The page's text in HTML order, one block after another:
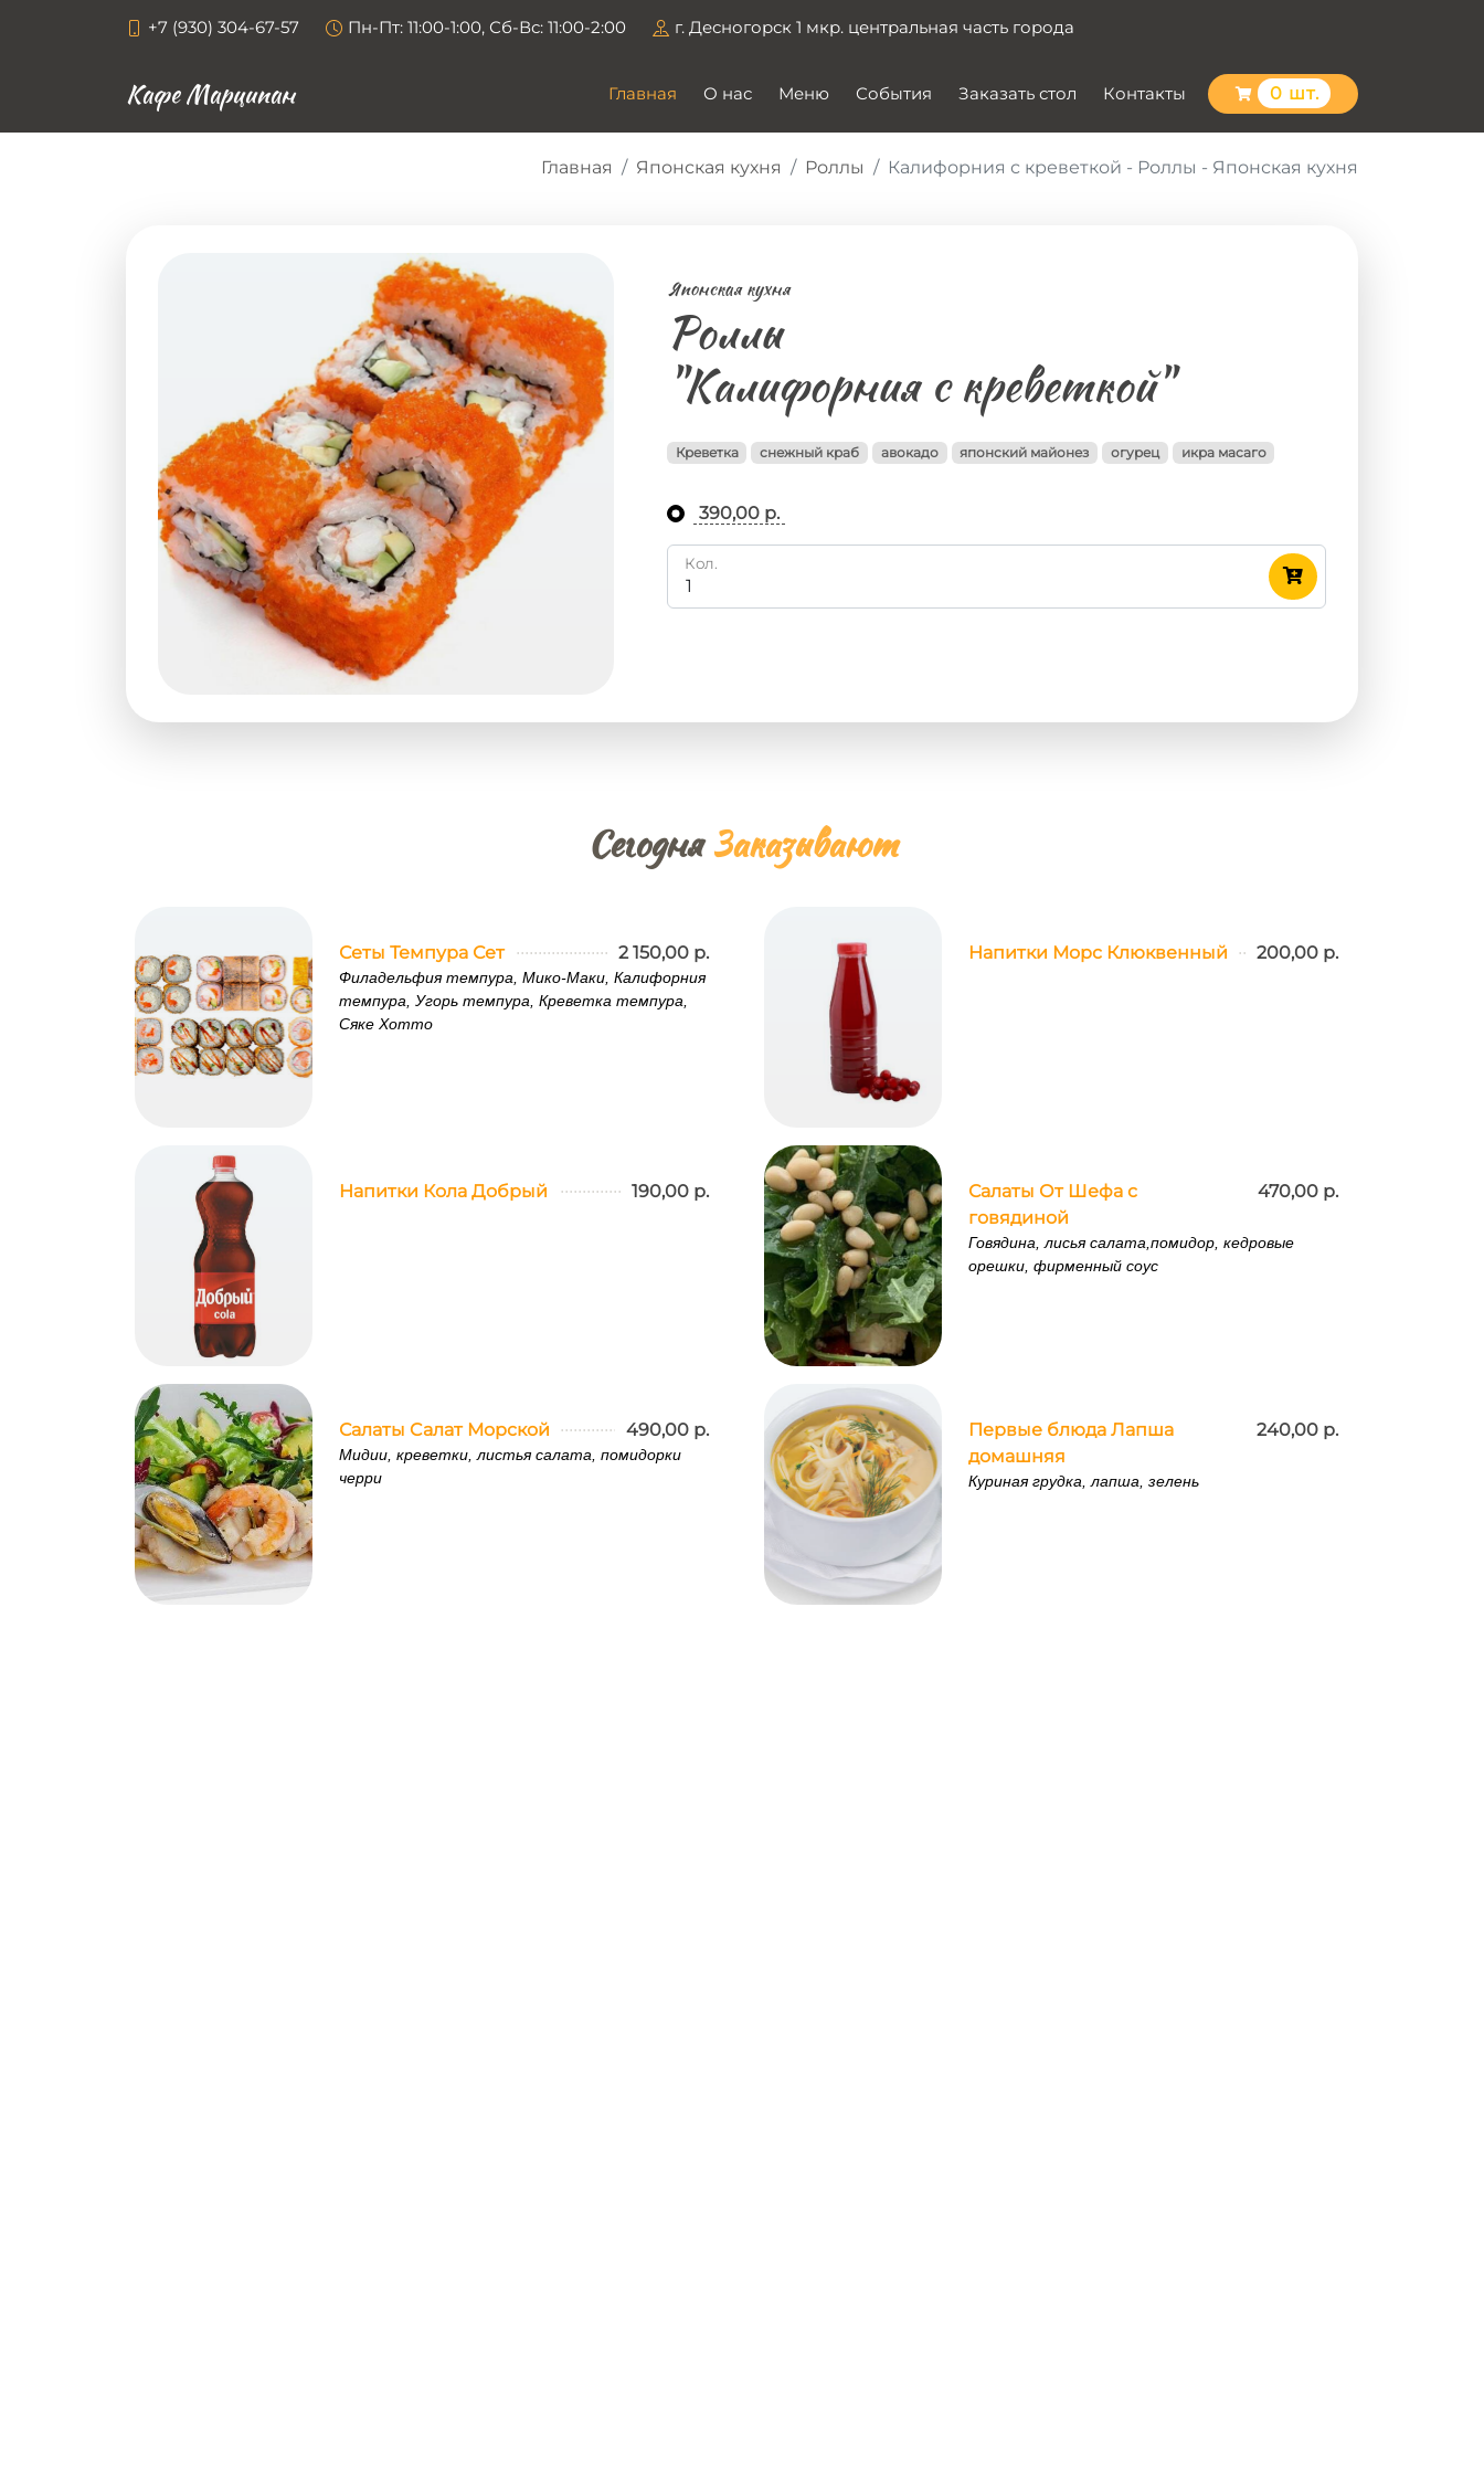
+7 (930) 304-67-57 Пн-Пт: 11:00-1:00, Сб-Вс: 11:00-2:00 г. Десногорск 1 мкр. центральная часть города
Кафе Марципан Главная О нас Меню События Заказать стол Контакты 0 шт.
Главная Японская кухня Роллы Калифорния с креветкой - Роллы - Японская кухня
Японская кухня
Роллы
"Калифорния с креветкой"
Креветка снежный краб авокадо японский майонез огурец икра масаго
390,00 р.
Кол.
СегодняЗаказывают
Сеты Темпура Сет 2 150,00 р.
Филадельфия темпура, Мико-Маки, Калифорния
темпура, Угорь темпура, Креветка темпура,
Сяке Хотто
Напитки Морс Клюквенный 200,00 р.
Напитки Кола Добрый 190,00 р.
Салаты От Шефа с
говядиной
470,00 р.
Говядина, лисья салата,помидор, кедровые
орешки, фирменный соус
Салаты Cалат Морской 490,00 р.
Мидии, креветки, листья салата, помидорки
черри
Первые блюда Лапша
домашняя
240,00 р.
Куриная грудка, лапша, зелень